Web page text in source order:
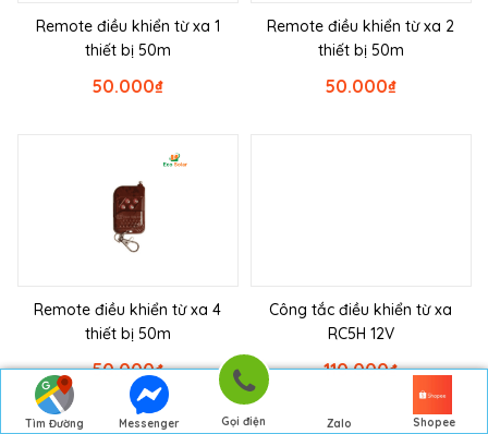
Tìm Đường
Messenger Gọi điện Zalo Shopee
Remote điều khiển từ xa 1
thiết bị 50m
₫
50.000
Remote điều khiển từ xa 2
thiết bị 50m
₫
50.000
Remote điều khiển từ xa 4
thiết bị 50m
₫
50.000
Công tắc điều khiển từ xa
RC5H 12V
₫
110.000